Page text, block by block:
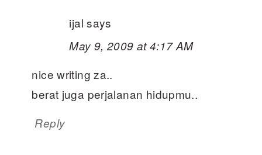
ijal says
May 9, 2009 at 4:17 AM
nice writing za..
berat juga perjalanan hidupmu..
Reply